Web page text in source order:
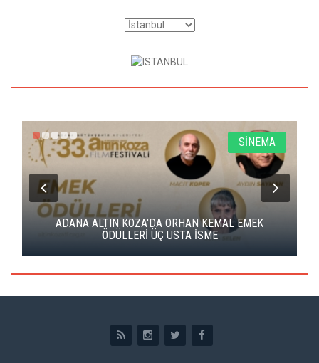
SİNEMA
ADANA ALTIN KOZA'DA ORHAN KEMAL EMEK
ÖDÜLLERİ ÜÇ USTA İSME